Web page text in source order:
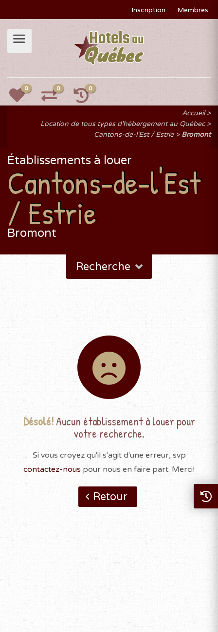
Inscription Membres
0 0 0
Accueil
Location de tous types d'hébergement au Québec
Cantons-de-l'Est / Estrie
Bromont
Établissements à louer
Cantons-de-l'Est
/ Estrie
Bromont
Recherche
Désolé!Aucun établissement à louer pour
votre recherche.
Si vous croyez qu'il s'agit d'une erreur, svp
contactez-nous pour nous en faire part. Merci!
Retour